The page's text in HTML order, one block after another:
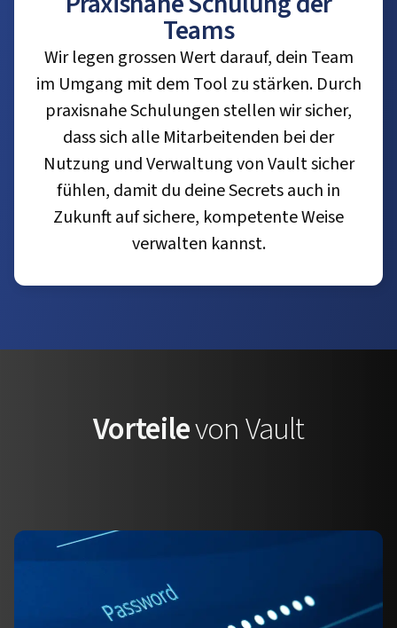
Teams
Wir legen grossen Wert darauf, dein Team
im Umgang mit dem Tool zu stärken. Durch
praxisnahe Schulungen stellen wir sicher,
dass sich alle Mitarbeitenden bei der
Nutzung und Verwaltung von Vault sicher
fühlen, damit du deine Secrets auch in
Zukunft auf sichere, kompetente Weise
verwalten kannst.
Vorteilevon Vault